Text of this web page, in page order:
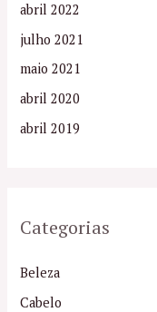
abril 2022
julho 2021
maio 2021
abril 2020
abril 2019
Categorias
Beleza
Cabelo